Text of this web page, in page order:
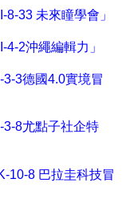
8-33 未來瞳學會」
4-2沖繩編輯力」
3-3德國4.0實境冒
3-8尤點子社企特
10-8 巴拉圭科技冒